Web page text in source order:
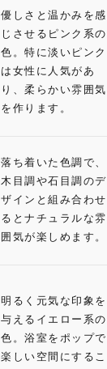
優しさと温かみを感
じさせるピンク系の
色。特に淡いピンク
は女性に人気があ
り、柔らかい雰囲気
を作ります。
落ち着いた色調で、
木目調や石目調のデ
ザインと組み合わせ
るとナチュラルな雰
囲気が楽しめます。
明るく元気な印象を
与えるイエロー系の
色。浴室をポップで
楽しい空間にするこ